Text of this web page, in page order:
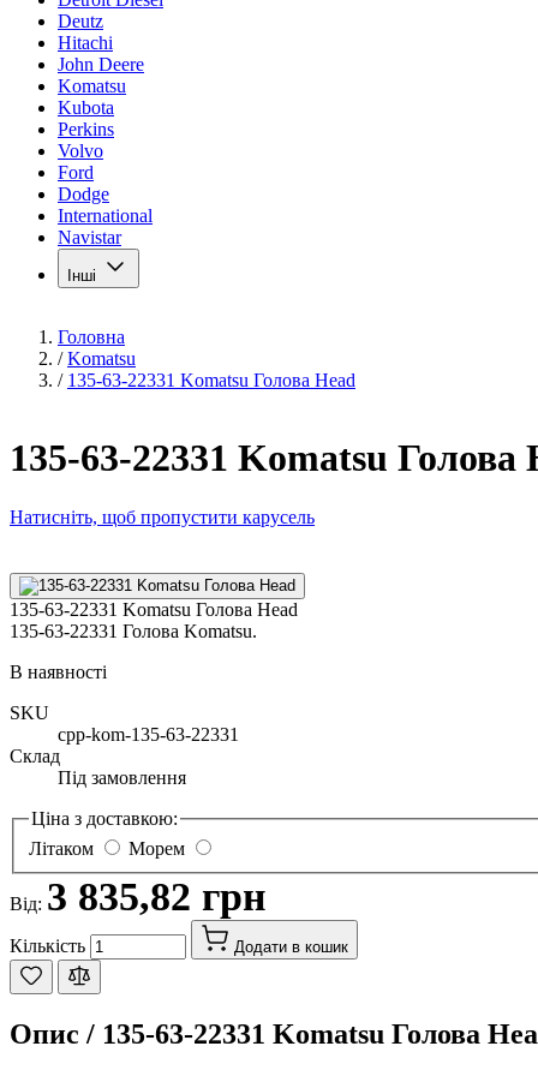
Deutz
Hitachi
John Deere
Komatsu
Kubota
Perkins
Volvo
Ford
Dodge
International
Navistar
Інші
Головна
/ Komatsu
/ 135-63-22331 Komatsu Голова Head
135-63-22331 Komatsu Голова
Натисніть, щоб пропустити карусель
135-63-22331 Komatsu Голова Head
135-63-22331 Голова Komatsu.
В наявності
SKU
cpp-kom-135-63-22331
Склад
Під замовлення
Ціна з доставкою:
Літаком
Морем
Від: 3 835,82 грн
Кількість Додати в кошик
Опис / 135-63-22331 Komatsu Голова